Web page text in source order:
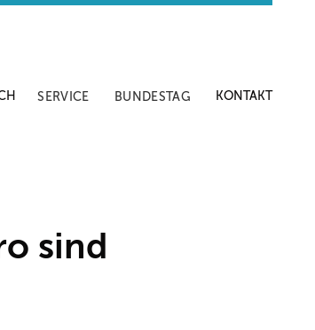
SERVICE BUNDESTAG KONTAKT
sind